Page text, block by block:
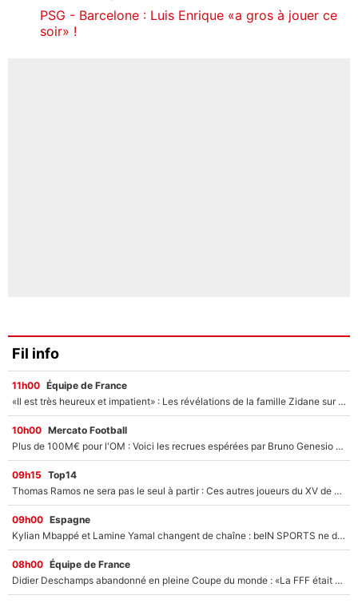
PSG - Barcelone : Luis Enrique «a gros à jouer ce
soir» !
Fil info
11h00 Équipe de France
«Il est très heureux et impatient» : Les révélations de la famille Zidane sur sa prise de pouvoir en équipe de France !
10h00 Mercato Football
Plus de 100M€ pour l'OM : Voici les recrues espérées par Bruno Genesio et Grégory Lorenzi après l’opération dégraissage
09h15 Top14
Thomas Ramos ne sera pas le seul à partir : Ces autres joueurs du XV de France pourraient aussi quitter le Stade Toulousain, un club de Top 14 est déjà sur les rangs
09h00 Espagne
Kylian Mbappé et Lamine Yamal changent de chaîne : beIN SPORTS ne digère pas cette décision historique et prédit un fiasco pour la Liga
08h00 Équipe de France
Didier Deschamps abandonné en pleine Coupe du monde : «La FFF était déjà passée à Zinedine Zidane»